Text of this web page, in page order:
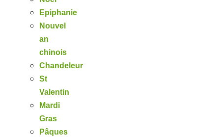
Epiphanie
Nouvel
an
chinois
Chandeleur
St
Valentin
Mardi
Gras
Pâques